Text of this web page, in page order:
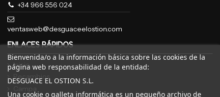
+34 966 556 024
ventasweb@desguaceelostion.com
ENLACES RÁPIDOS
Inicio
Recambios
Bienvenida/o a la información básica sobre las cookies de la
página web responsabilidad de la entidad:
DESGUACE EL OSTION S.L.
Una cookie o galleta informática es un pequeño archivo de